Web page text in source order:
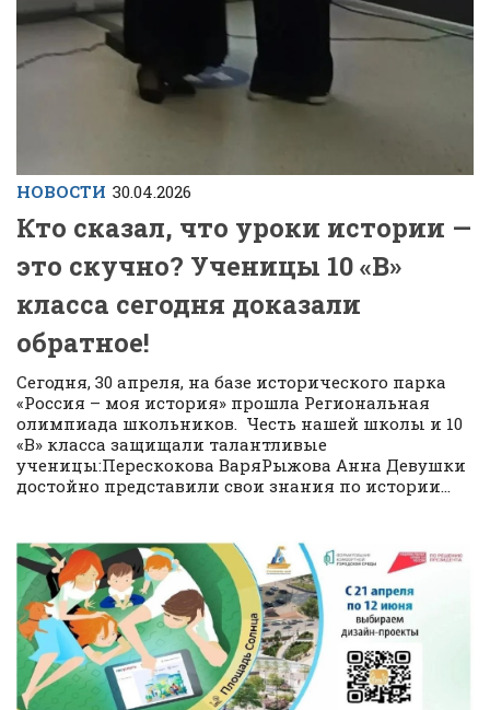
НОВОСТИ 30.04.2026
Кто сказал, что уроки истории —
это скучно? Ученицы 10 «В»
класса сегодня доказали
обратное!
Сегодня, 30 апреля, на базе исторического парка
«Россия – моя история» прошла Региональная
олимпиада школьников. Честь нашей школы и 10
«В» класса защищали талантливые
ученицы:Перескокова ВаряРыжова Анна Девушки
достойно представили свои знания по истории...